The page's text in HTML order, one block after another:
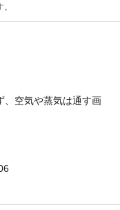
、空気や蒸気は通す画